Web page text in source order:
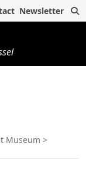
Newsletter
Museum >